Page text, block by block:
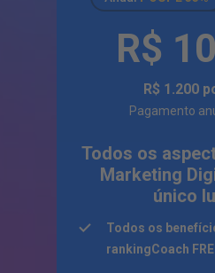
R$
R$ 1.200
Pagamento
Todos os
Marketing
único
Todos os
rankingCoach